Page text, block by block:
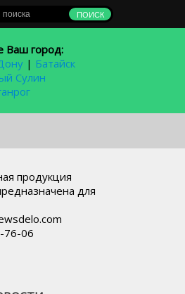
Ваш город:
| Батайск
Сулин
продукция
для
76-06